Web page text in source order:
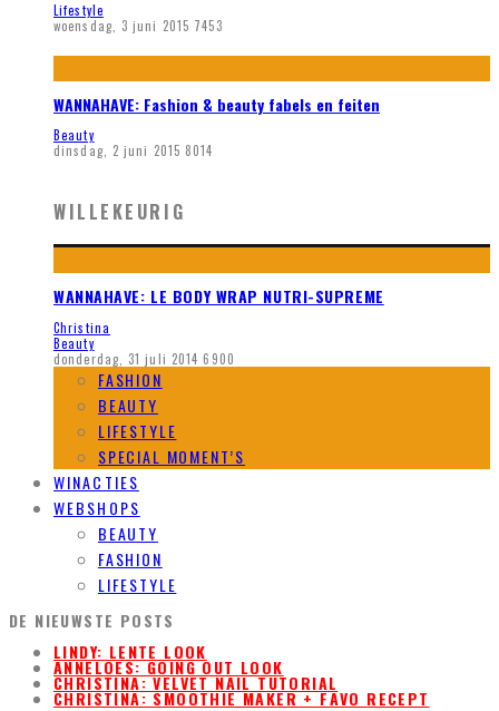
Lifestyle
woensdag, 3 juni 2015 7453
WANNAHAVE: Fashion & beauty fabels en feiten
Beauty
dinsdag, 2 juni 2015 8014
WILLEKEURIG
WANNAHAVE: LE BODY WRAP NUTRI-SUPREME
Christina
Beauty
donderdag, 31 juli 2014 6900
FASHION
BEAUTY
LIFESTYLE
SPECIAL MOMENT’S
WINACTIES
WEBSHOPS
BEAUTY
FASHION
LIFESTYLE
DE NIEUWSTE POSTS
LINDY: LENTE LOOK
ANNELOES: GOING OUT LOOK
CHRISTINA: VELVET NAIL TUTORIAL
CHRISTINA: SMOOTHIE MAKER + FAVO RECEPT